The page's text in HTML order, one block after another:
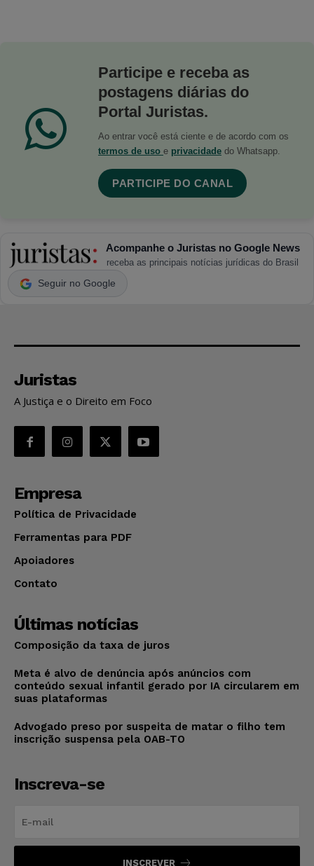
Participe e receba as
postagens diárias do
Portal Juristas.
Ao entrar você está ciente e de acordo com os
termos de uso e privacidade do Whatsapp.
PARTICIPE DO CANAL
Acompanhe o Juristas no Google News
receba as principais notícias jurídicas do Brasil
Seguir no Google
Juristas
A Justiça e o Direito em Foco
Empresa
Política de Privacidade
Ferramentas para PDF
Apoiadores
Contato
Últimas notícias
Composição da taxa de juros
Meta é alvo de denúncia após anúncios com
conteúdo sexual infantil gerado por IA circularem em
suas plataformas
Advogado preso por suspeita de matar o filho tem
inscrição suspensa pela OAB-TO
Inscreva-se
INSCREVER